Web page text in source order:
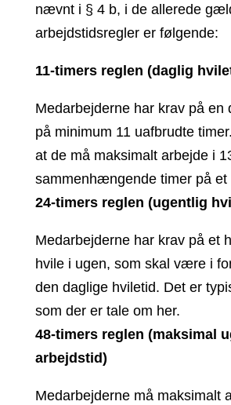
nævnt i § 4 b, i de allerede
arbejdstidsregler er følgende:
11-timers reglen (daglig
Medarbejderne har krav på en
på minimum 11 uafbrudte
at de må maksimalt arbejde i
sammenhængende timer på et
24-timers reglen (ugentlig
Medarbejderne har krav på et
hvile i ugen, som skal være i
den daglige hviletid. Det er
som der er tale om her.
48-timers reglen (maksimal
arbejdstid)
Medarbejderne må maksimalt